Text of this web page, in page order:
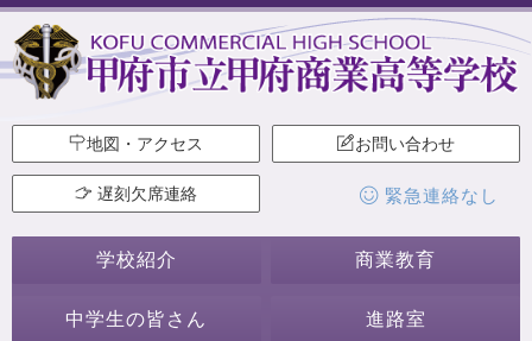
地図・アクセス お問い合わせ
遅刻欠席連絡 緊急連絡なし
学校紹介 商業教育
中学生の皆さん 進路室